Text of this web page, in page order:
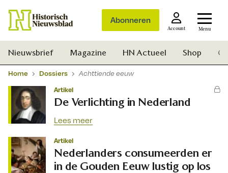
Abonneren
Account Menu
Nieuwsbrief Magazine HN Actueel Shop
Home Dossiers Achttiende eeuw
Artikel
De Verlichting in Nederland
Lees meer
Artikel
Nederlanders consumeerden er
in de Gouden Eeuw lustig op los